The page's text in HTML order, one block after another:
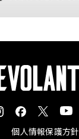
個人情報保護方針